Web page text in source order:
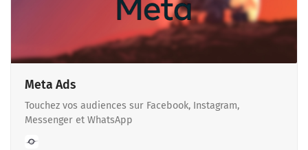
Meta Ads
Touchez vos audiences sur Facebook, Instagram,
Messenger et WhatsApp